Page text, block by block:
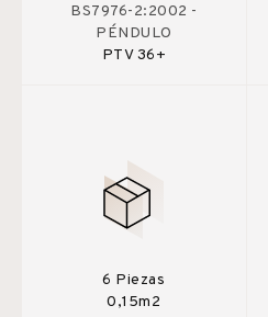
BS7976-2:2002 -
PÉNDULO
PTV 36+
6 Piezas
0,15m2